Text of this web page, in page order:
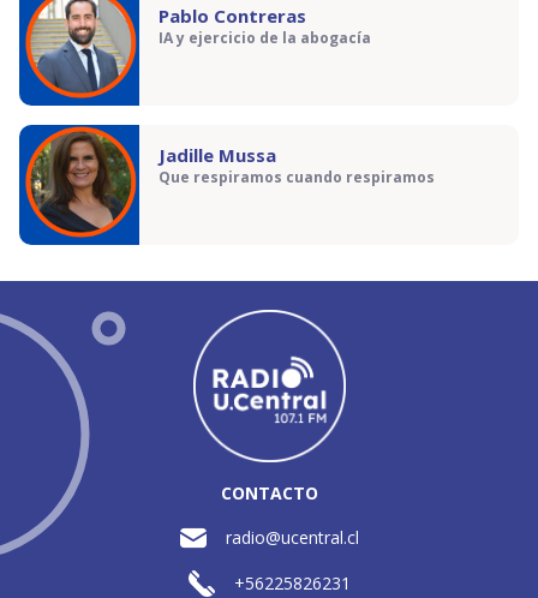
Pablo Contreras
IA y ejercicio de la abogacía
Jadille Mussa
Que respiramos cuando respiramos
CONTACTO
radio@ucentral.cl
+56225826231